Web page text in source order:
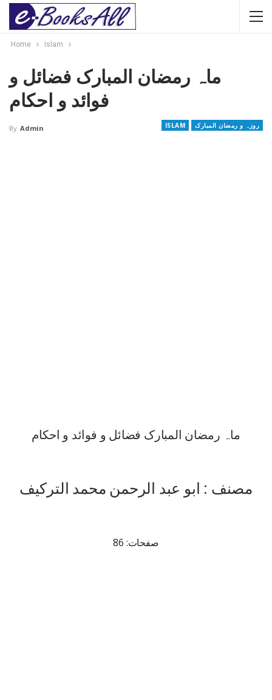
Home Islam
ماہ رمضان المبارک فضائل و
فوائد و احکام
ISLAM روزہ و رمضان المبارک By Admin
ماہ رمضان المبارک فضائل و فوائد و احکام
مصنف : ابو عبد الرحمن محمد الترکیف
صفحات: 86